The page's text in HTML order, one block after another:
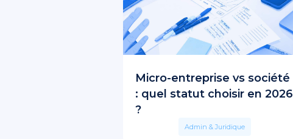
Micro-entreprise vs société
: quel statut choisir en 2026
?
Admin & Juridique